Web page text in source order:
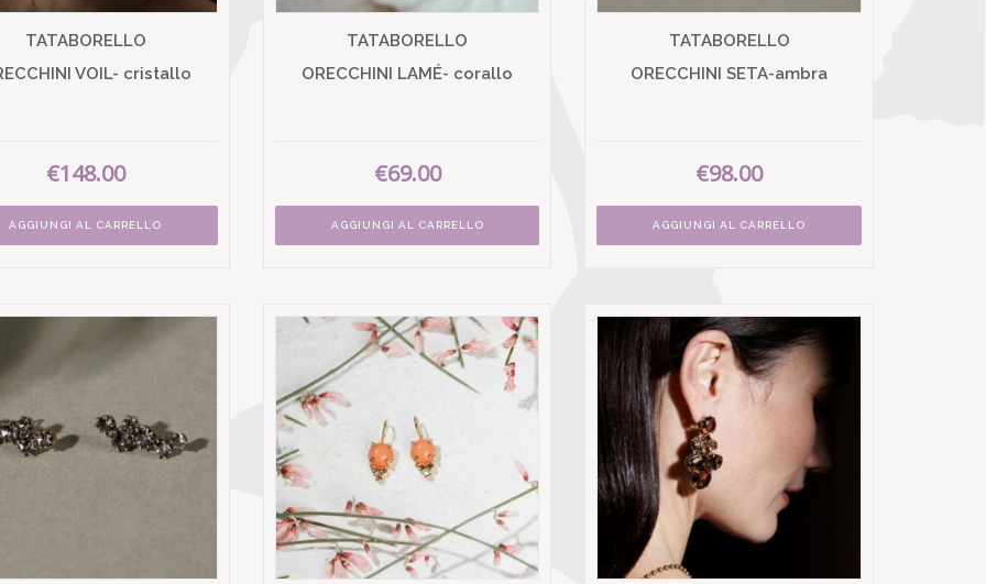
TATABORELLO
VOIL- cristallo
€148.00
AGGIUNGI AL CARRELLO
TATABORELLO
ORECCHINI LAMÉ- corallo
€69.00
AGGIUNGI AL CARRELLO
TATABORELLO
ORECCHINI SETA-ambra
€98.00
AGGIUNGI AL CARRELLO